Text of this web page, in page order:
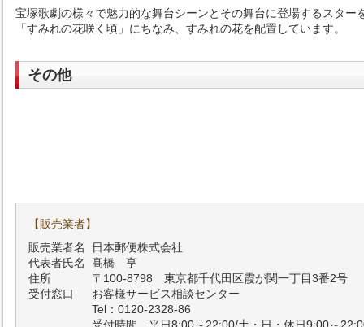
宝塚歌劇の様々で魅力的な舞台シーンとその舞台に登場するスタ
「すみれの花咲く頃」にちなみ、すみれの花を配置しています。
その他
【販売業者】
販売業者名
日本郵便株式会社
代表者氏名 髙橋 亨
住所
〒100-8798 東京都千代田区霞が関一丁目3番2号
受付窓口
お客様サービス相談センター
Tel：0120-2328-86